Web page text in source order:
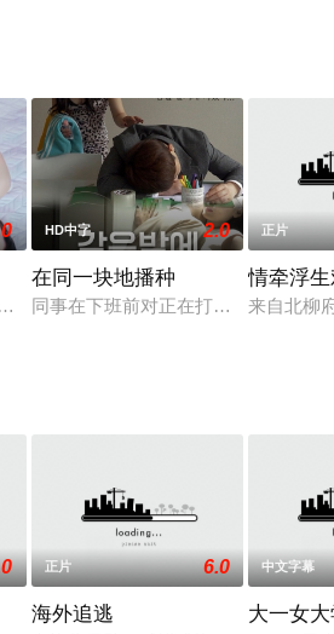
性爱的海日和即将成为继母的善润。
HD中字 2.0
在同一块地播种
同事在下班前对正在打瞌睡的世俊说
正片
情牵浮
来自北柳
正片 6.0
海外追逃
中文字幕
大一女